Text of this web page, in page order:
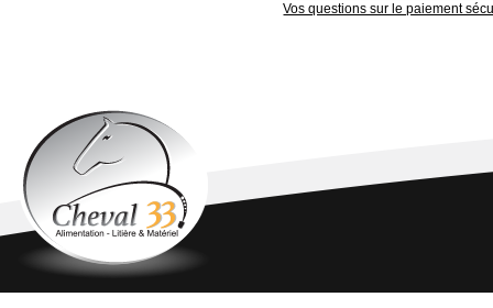
Vos questions sur le paiement